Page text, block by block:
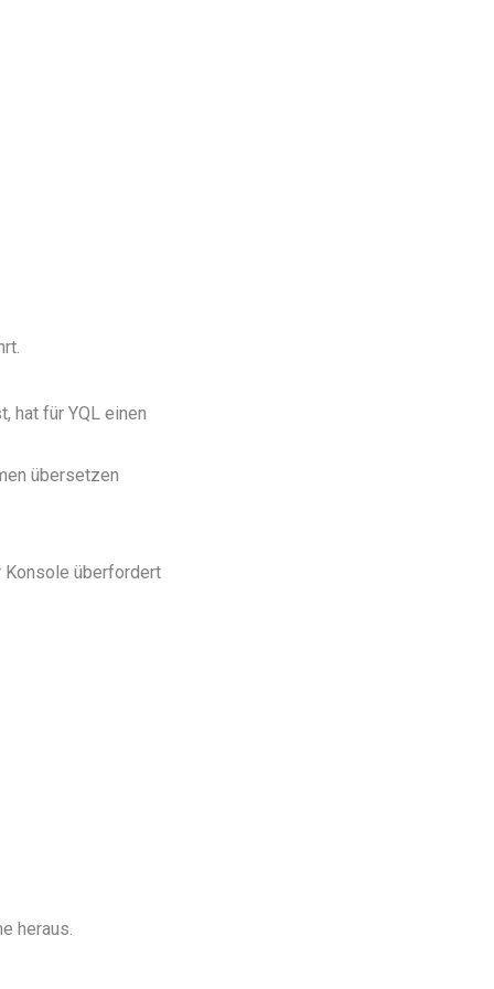
hat für YQL einen
übersetzen
Konsole überfordert
heraus.